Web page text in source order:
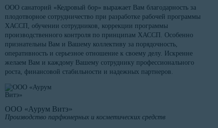
ООО санаторий «Кедровый бор» выражает Вам благодарность за
плодотворное сотрудничество при разработке рабочей программы
ХАССП, обучении сотрудников, коррекции программы
производственного контроля по принципам ХАССП. Особенно
признательны Вам и Вашему коллективу за порядочность,
оперативность и серьезное отношение к своему делу. Искренне
желаем Вам и каждому Вашему сотруднику профессионального
роста, финансовой стабильности и надежных партнеров.
ООО «Аурум Витэ»
Производство парфюмерных и косметических средств